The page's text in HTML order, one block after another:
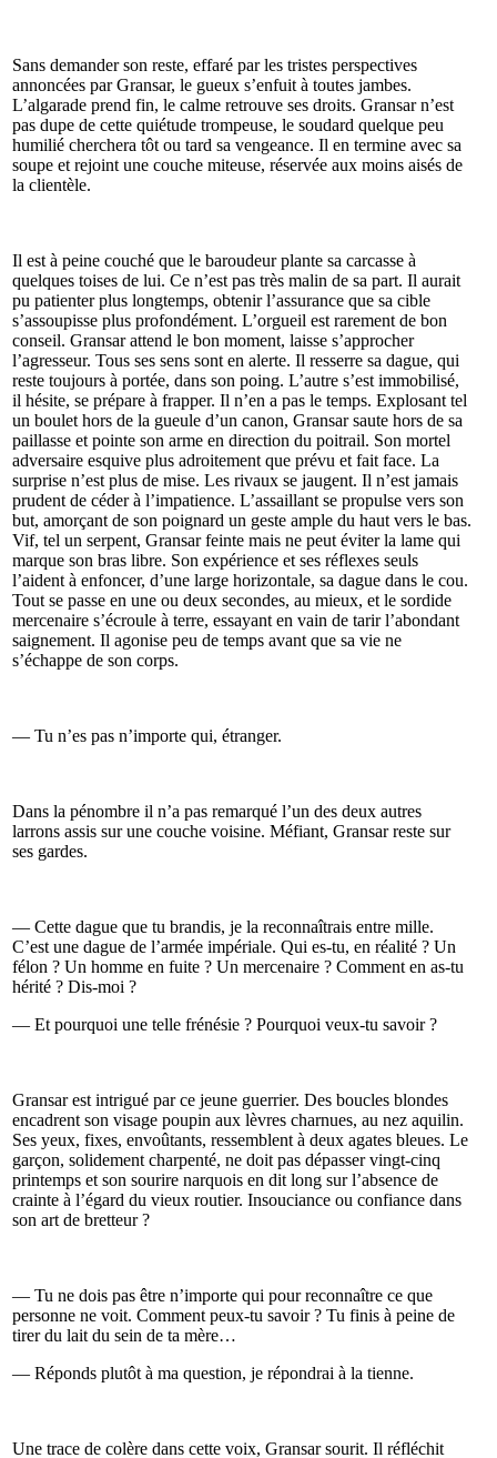
Sans demander son reste, effaré par les tristes perspectives
annoncées par Gransar, le gueux s’enfuit à toutes jambes.
L’algarade prend fin, le calme retrouve ses droits. Gransar n’est
pas dupe de cette quiétude trompeuse, le soudard quelque peu
humilié cherchera tôt ou tard sa vengeance. Il en termine avec sa
soupe et rejoint une couche miteuse, réservée aux moins aisés de
la clientèle.
Il est à peine couché que le baroudeur plante sa carcasse à
quelques toises de lui. Ce n’est pas très malin de sa part. Il aurait
pu patienter plus longtemps, obtenir l’assurance que sa cible
s’assoupisse plus profondément. L’orgueil est rarement de bon
conseil. Gransar attend le bon moment, laisse s’approcher
l’agresseur. Tous ses sens sont en alerte. Il resserre sa dague, qui
reste toujours à portée, dans son poing. L’autre s’est immobilisé,
il hésite, se prépare à frapper. Il n’en a pas le temps. Explosant tel
un boulet hors de la gueule d’un canon, Gransar saute hors de sa
paillasse et pointe son arme en direction du poitrail. Son mortel
adversaire esquive plus adroitement que prévu et fait face. La
surprise n’est plus de mise. Les rivaux se jaugent. Il n’est jamais
prudent de céder à l’impatience. L’assaillant se propulse vers son
but, amorçant de son poignard un geste ample du haut vers le bas.
Vif, tel un serpent, Gransar feinte mais ne peut éviter la lame qui
marque son bras libre. Son expérience et ses réflexes seuls
l’aident à enfoncer, d’une large horizontale, sa dague dans le cou.
Tout se passe en une ou deux secondes, au mieux, et le sordide
mercenaire s’écroule à terre, essayant en vain de tarir l’abondant
saignement. Il agonise peu de temps avant que sa vie ne
s’échappe de son corps.
— Tu n’es pas n’importe qui, étranger.
Dans la pénombre il n’a pas remarqué l’un des deux autres
larrons assis sur une couche voisine. Méfiant, Gransar reste sur
ses gardes.
— Cette dague que tu brandis, je la reconnaîtrais entre mille.
C’est une dague de l’armée impériale. Qui es-tu, en réalité ? Un
félon ? Un homme en fuite ? Un mercenaire ? Comment en as-tu
hérité ? Dis-moi ?
— Et pourquoi une telle frénésie ? Pourquoi veux-tu savoir ?
Gransar est intrigué par ce jeune guerrier. Des boucles blondes
encadrent son visage poupin aux lèvres charnues, au nez aquilin.
Ses yeux, fixes, envoûtants, ressemblent à deux agates bleues. Le
garçon, solidement charpenté, ne doit pas dépasser vingt-cinq
printemps et son sourire narquois en dit long sur l’absence de
crainte à l’égard du vieux routier. Insouciance ou confiance dans
son art de bretteur ?
— Tu ne dois pas être n’importe qui pour reconnaître ce que
personne ne voit. Comment peux-tu savoir ? Tu finis à peine de
tirer du lait du sein de ta mère…
— Réponds plutôt à ma question, je répondrai à la tienne.
Une trace de colère dans cette voix, Gransar sourit. Il réfléchit